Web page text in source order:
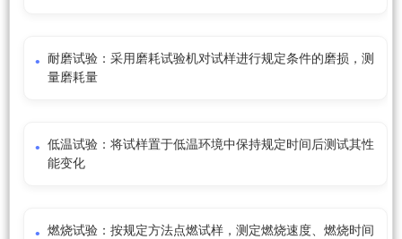
耐磨试验：采用磨耗试验机对试样进行规定条件的磨损，测
量磨耗量
低温试验：将试样置于低温环境中保持规定时间后测试其性
能变化
燃烧试验：按规定方法点燃试样，测定燃烧速度、燃烧时间